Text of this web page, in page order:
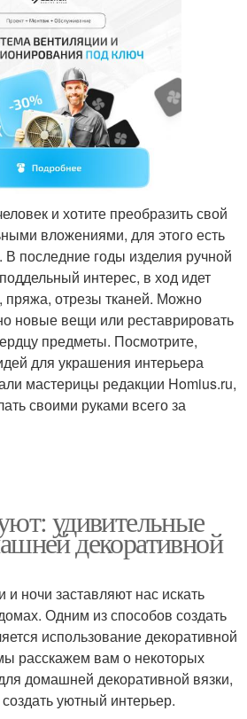
и хотите преобразить свой
вложениями, для этого есть
последние годы изделия ручной
интерес, в ход идет
пряжа, отрезы тканей. Можно
новые вещи или реставрировать
предметы. Посмотрите,
для украшения интерьера
мастерицы редакции Homius.ru,
своими руками всего за
удивительные
декоративной
ночи заставляют нас искать
Одним из способов создать
использование декоративной
расскажем вам о некоторых
домашней декоративной вязки,
уютный интерьер.